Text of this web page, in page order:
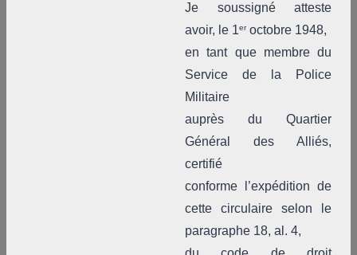
Je soussigné atteste
avoir, le 1eroctobre 1948,
en tant que membre du
Service de la Police
Militaire
auprès du Quartier
Général des Alliés,
certifié
conforme l’expédition de
cette circulaire selon le
paragraphe 18, al. 4,